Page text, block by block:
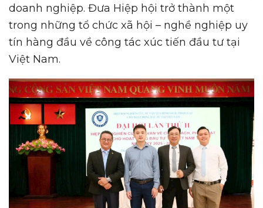
doanh nghiệp. Đưa Hiệp hội trở thành một
trong những tổ chức xã hội – nghề nghiệp uy
tín hàng đầu về công tác xúc tiến đầu tư tại
Việt Nam.